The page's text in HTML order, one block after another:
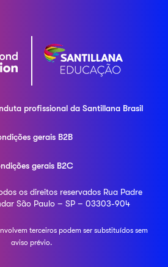
profissional daSantillana Brasil
gerais B2B
gerais B2C
os direitos reservados Rua Padre
São Paulo – SP – 03303-904
terceiros podem sersubstituídos sem
aviso prévio.